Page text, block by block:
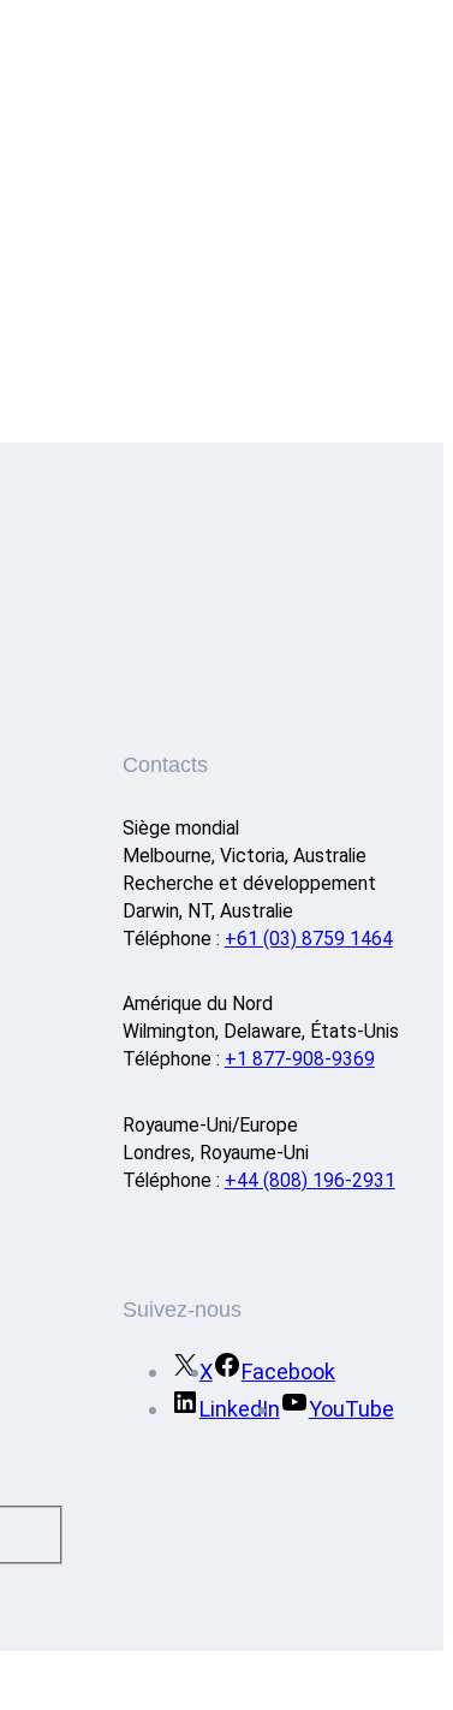
Contacts
Siège mondial
Melbourne, Victoria, Australie
Recherche et développement
Darwin, NT, Australie
Téléphone : +61 (03) 8759 1464
Amérique du Nord
Wilmington, Delaware, États-Unis
Téléphone : +1 877-908-9369
Royaume-Uni/Europe
Londres, Royaume-Uni
Téléphone : +44 (808) 196-2931
Suivez-nous
X
Facebook
LinkedIn
YouTube